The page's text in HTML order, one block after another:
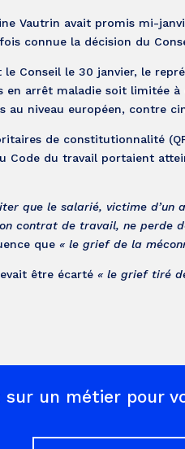
Vautrin avait promis mi-
connue la décision du
Conseil le 30 janvier, le
en arrêt maladie soit limitée
au niveau européen, contre
de constitutionnalité
Code du travail portaient
que le salarié, victime
contrat de travail, ne perde
que « le grief de la
être écarté « le grief tiré
sur un métier pour